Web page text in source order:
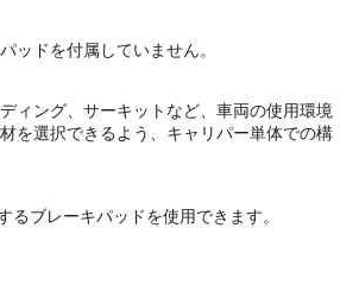
ッドを付属していません。
ィング、サーキットなど、車両の使用環境
を選択できるよう、キャリパー単体での構
るブレーキパッドを使用できます。